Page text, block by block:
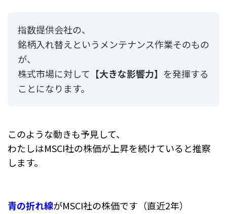
指数提供会社の、
銘柄入れ替えというメンテナンス作業そのもの
が、
株式市場に対して 【大きな影響力】 を発揮する
ことになります。
このような動きも予見して、
わたしはMSCI社の株価が上昇を続けていると推察
します。
青の折れ線がMSCI社の株価です（直近2年）